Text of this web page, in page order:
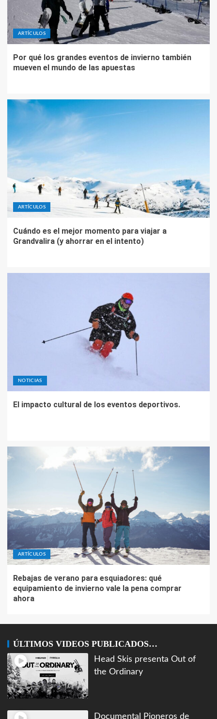
ARTÍCULOS
Por qué los grandes eventos de invierno también
mueven el mundo de las apuestas
ARTÍCULOS
Cuándo es el mejor momento para viajar a
Grandvalira (y ahorrar en el intento)
NOTICIAS
El impacto cultural de los eventos deportivos.
ARTÍCULOS
Rebajas de verano para esquiadores: qué
equipamiento de invierno vale la pena comprar
ahora
ÚLTIMOS VIDEOS PUBLICADOS…
Head Skis presenta Out of
the Ordinary
Documental Pioneros de